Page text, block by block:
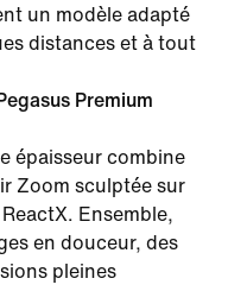
un modèle adapté
distances et à tout
Premium
épaisseur combine
Zoom sculptée sur
Ensemble,
en douceur, des
pleines